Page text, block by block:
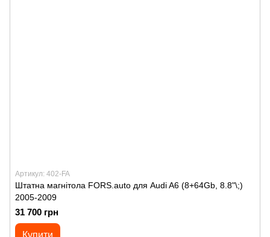
Артикул: 402-FA
Штатна магнітола FORS.auto для Audi A6 (8+64Gb, 8.8"\;)
2005-2009
31 700 грн
Купити